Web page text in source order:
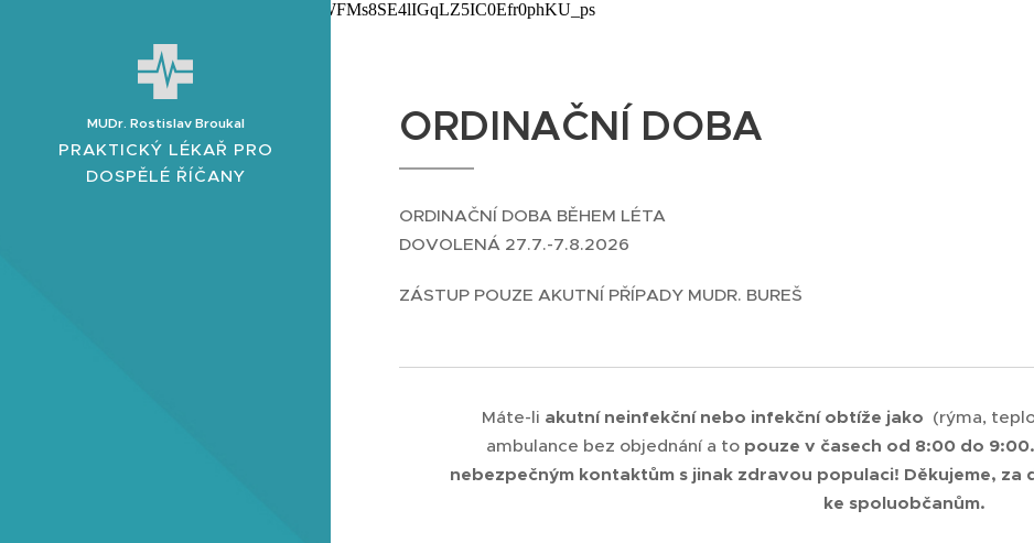
google-site-verification=sdV60ME1HHHqJGWFMs8SE4lIGqLZ5IC0Efr0phKU_ps
MUDr. Rostislav Broukal
PRAKTICKÝ LÉKAŘ PRO
DOSPĚLÉ ŘÍČANY
ORDINAČNÍ DOBA
ORDINAČNÍ DOBA BĚHEM LÉTA
DOVOLENÁ 27.7.-7.8.2026
ZÁSTUP POUZE AKUTNÍ PŘÍPADY MUDR. BUREŠ
Máte-li akutní neinfekční nebo infekční obtíže jako (rýma,
ambulance bez objednání a to pouze v časech od 8:00 do
nebezpečným kontaktům s jinak zdravou populaci! Děkujeme,
ke spoluobčanům.